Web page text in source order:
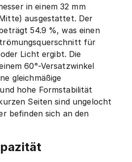
in einem 32 mm
ausgestattet. Der
54.9 %, was einen
für
Licht ergibt. Die
60°-Versatzwinkel
gleichmäßige
hohe Formstabilität
Seiten sind ungelocht
befinden sich an den